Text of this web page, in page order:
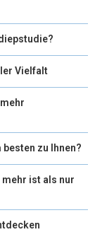
Vielfalt
zu Ihnen?
ist als nur